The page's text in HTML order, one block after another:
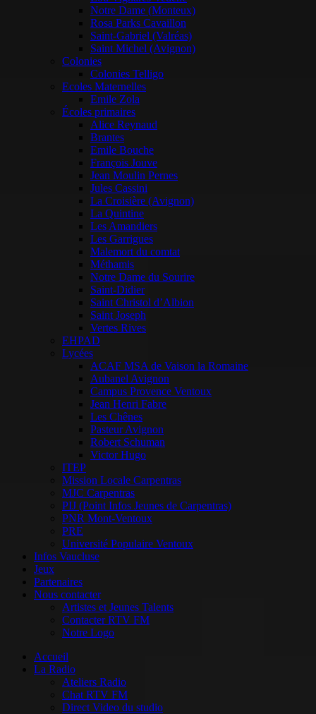
Notre Dame (Monteux)
Rosa Parks Cavaillon
Saint-Gabriel (Valréas)
Saint Michel (Avignon)
Colonies
Colonies Telligo
Ecoles Maternelles
Emile Zola
Écoles primaires
Alice Reynaud
Brantes
Emile Bouche
François Jouve
Jean Moulin Pernes
Jules Cassini
La Croisière (Avignon)
La Quintine
Les Amandiers
Les Garrigues
Malemort du comtat
Méthamis
Notre Dame du Sourire
Saint-Didier
Saint Christol d’Albion
Saint Joseph
Vertes Rives
EHPAD
Lycées
ACAF MSA de Vaison la Romaine
Aubanel Avignon
Campus Provence Ventoux
Jean Henri Fabre
Les Chênes
Pasteur Avignon
Robert Schuman
Victor Hugo
ITEP
Mission Locale Carpentras
MJC Carpentras
PIJ (Point Infos Jeunes de Carpentras)
PNR Mont-Ventoux
PRE
Université Populaire Ventoux
Infos Vaucluse
Jeux
Partenaires
Nous contacter
Artistes et Jeunes Talents
Contacter RTV FM
Notre Logo
Accueil
La Radio
Ateliers Radio
Chat RTV FM
Direct Video du studio